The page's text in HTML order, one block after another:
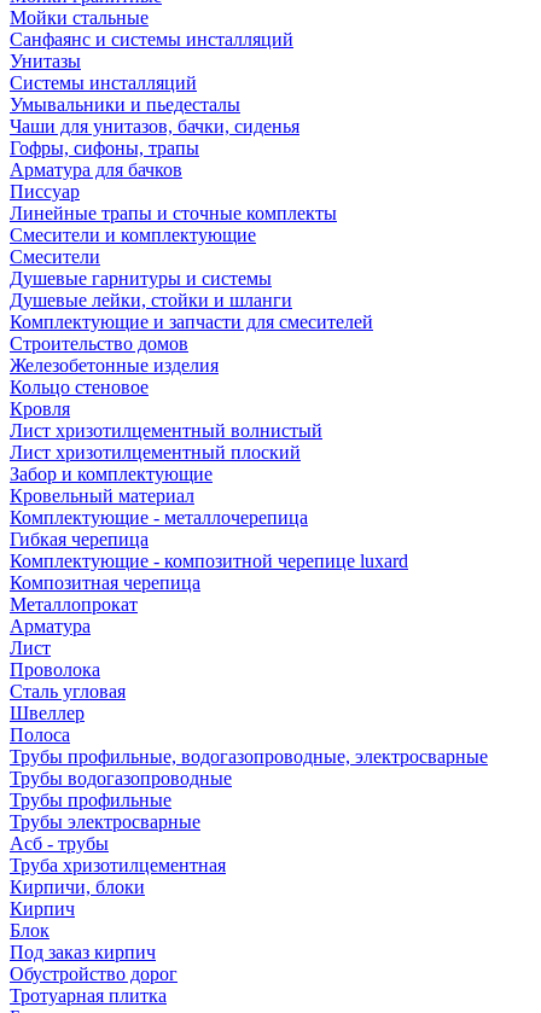
Мойки стальные
Санфаянс и системы инсталляций
Унитазы
Системы инсталляций
Умывальники и пьедесталы
Чаши для унитазов, бачки, сиденья
Гофры, сифоны, трапы
Арматура для бачков
Писсуар
Линейные трапы и сточные комплекты
Смесители и комплектующие
Смесители
Душевые гарнитуры и системы
Душевые лейки, стойки и шланги
Комплектующие и запчасти для смесителей
Строительство домов
Железобетонные изделия
Кольцо стеновое
Кровля
Лист хризотилцементный волнистый
Лист хризотилцементный плоский
Забор и комплектующие
Кровельный материал
Комплектующие - металлочерепица
Гибкая черепица
Комплектующие - композитной черепице luxard
Композитная черепица
Металлопрокат
Арматура
Лист
Проволока
Сталь угловая
Швеллер
Полоса
Трубы профильные, водогазопроводные, электросварные
Трубы водогазопроводные
Трубы профильные
Трубы электросварные
Асб - трубы
Труба хризотилцементная
Кирпичи, блоки
Кирпич
Блок
Под заказ кирпич
Обустройство дорог
Тротуарная плитка